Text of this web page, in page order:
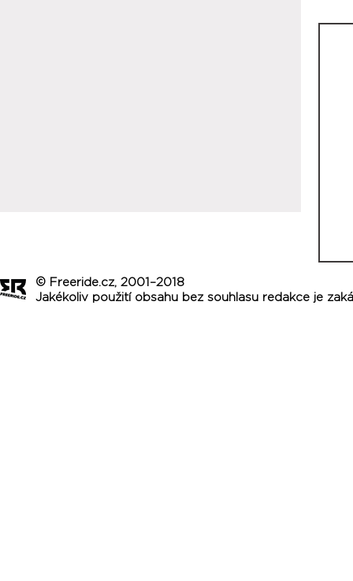
© Freeride.cz, 2001–2018
Jakékoliv použití obsahu bez souhlasu redakce je